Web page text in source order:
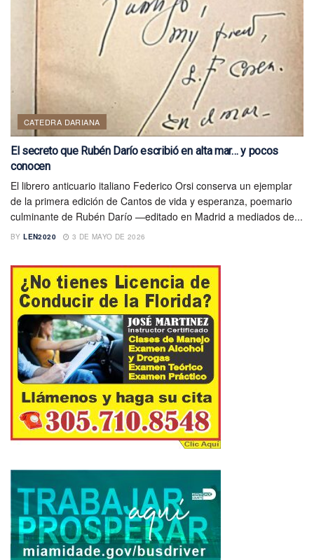
CATEDRA DARIANA
El secreto que Rubén Darío escribió en alta mar… y pocos
conocen
El librero anticuario italiano Federico Orsi conserva un ejemplar
de la primera edición de Cantos de vida y esperanza, poemario
culminante de Rubén Darío —editado en Madrid a mediados de...
BY LEN2020 3 DE MAYO DE 2026